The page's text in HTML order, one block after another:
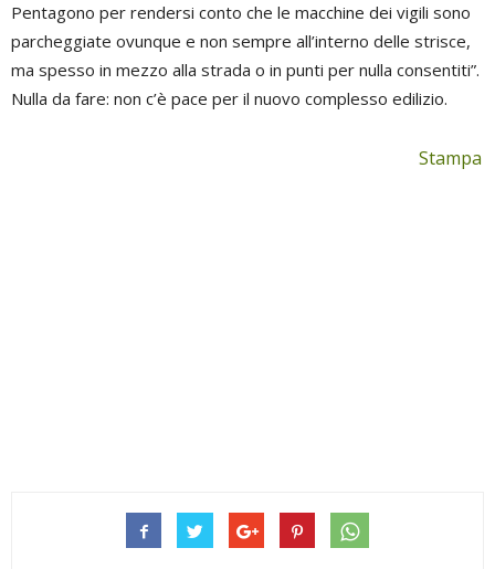
Pentagono per rendersi conto che le macchine dei vigili sono
parcheggiate ovunque e non sempre all’interno delle strisce,
ma spesso in mezzo alla strada o in punti per nulla consentiti”.
Nulla da fare: non c’è pace per il nuovo complesso edilizio.
Stampa